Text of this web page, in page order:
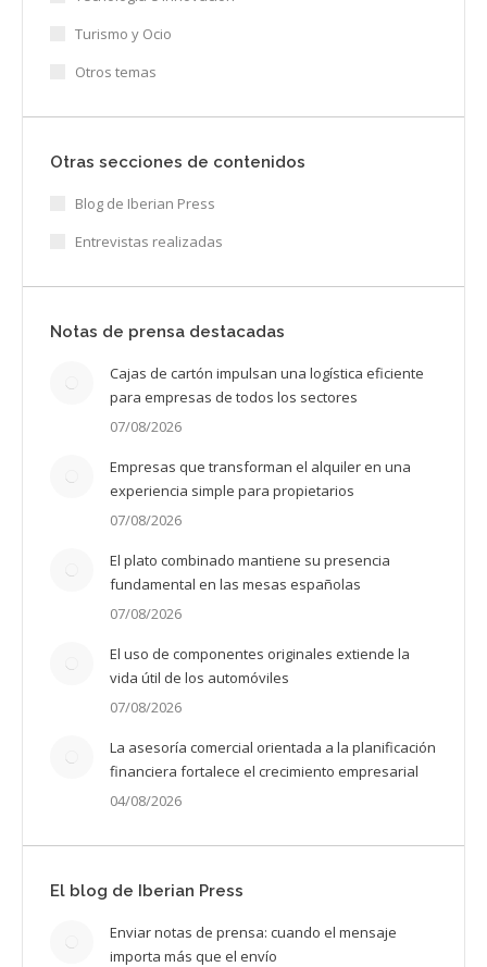
Turismo y Ocio
Otros temas
Otras secciones de contenidos
Blog de Iberian Press
Entrevistas realizadas
Notas de prensa destacadas
Cajas de cartón impulsan una logística eficiente
para empresas de todos los sectores
07/08/2026
Empresas que transforman el alquiler en una
experiencia simple para propietarios
07/08/2026
El plato combinado mantiene su presencia
fundamental en las mesas españolas
07/08/2026
El uso de componentes originales extiende la
vida útil de los automóviles
07/08/2026
La asesoría comercial orientada a la planificación
financiera fortalece el crecimiento empresarial
04/08/2026
El blog de Iberian Press
Enviar notas de prensa: cuando el mensaje
importa más que el envío